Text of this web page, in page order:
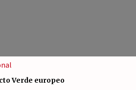
20/07/2026
Llamamiento por el 18 julio del
Encuentro Estatal por la República.
Verde europeo